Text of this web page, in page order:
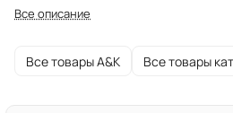
Все описание
Все товары A&K Все товары